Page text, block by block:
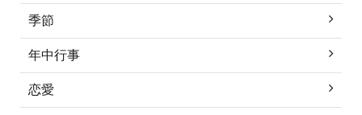
季節
年中行事
恋愛